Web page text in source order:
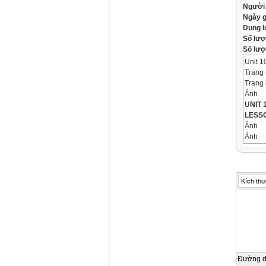
Ngày
Dung
Số
Số
Unit
Trang
Trang
Ảnh
UNIT
Ảnh
Ảnh
*By
Kích
Đường